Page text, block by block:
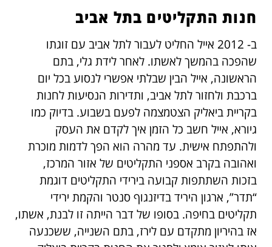
חנות התקליטים בתל אביב
ב- 2012 אייל החליט לעבור לתל אביב עם זוגתו
שהפכה בהמשך לאשתו. לאחר לידת גלי, בתם
הראשונה, אייל הבין שבלתי אפשרי לנסוע בכל יום
ברכבת ולחזור לתל אביב, ותדירות הנסיעות לחנות
בקריית ביאליק הצטמצמה לפעם בשבוע. בדיוק כמו
גיורא, אייל חשב כל הזמן איך לקדם את העסק
ולהתפתח אישית. עד מהרה הוא הפך לדמות מוכרת
ואהובה בקרב אספני התקליטים של אזור המרכז,
בזכות השתתפות קבועה בירידי התקליטים דוגמת
“תדר”, ארגון היריד בדיזנגוף סנטר והקמת ירידי
תקליטים בחיפה. בסופו של דבר הייתה זו לבנת, אשתו,
אז בהיריון מתקדם עם לירז, בתם השנייה, ששכנעה